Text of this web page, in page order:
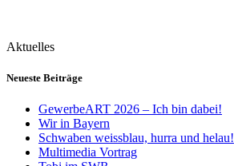
Aktuelles
Neueste Beiträge
GewerbeART 2026 – Ich bin dabei!
Wir in Bayern
Schwaben weissblau, hurra und helau!
Multimedia Vortrag